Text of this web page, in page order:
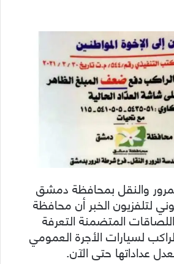
والنقل بمحافظة دمشق
لتلفزيون الخبر أن محافظة
المتضمنة التعرفة
لسيارات الأجرة العمومي
عداداتها حتى الآن.